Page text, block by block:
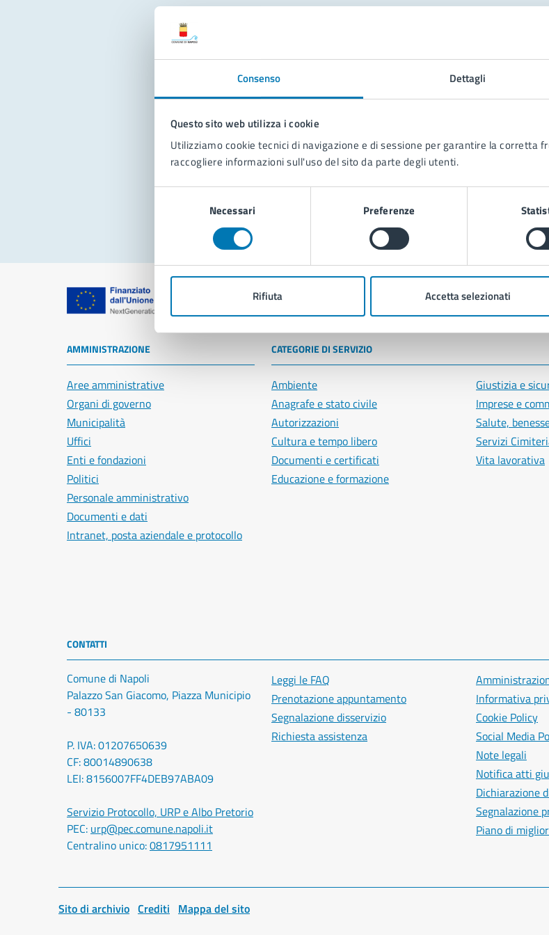
Consenso Dettagli
Questo sito web utilizza i cookie
Utilizziamo cookie tecnici di navigazione e di sessione per garantire la corretta
raccogliere informazioni sull'uso del sito da parte degli utenti.
Necessari Preferenze
Rifiuta Accetta selezionati
Problemi in città
Segnala disservizio
Comune di Napoli
AMMINISTRAZIONE
Aree amministrative
Organi di governo
Municipalità
Uffici
Enti e fondazioni
Politici
Personale amministrativo
Documenti e dati
Intranet, posta aziendale e protocollo
CATEGORIE DI SERVIZIO
Ambiente
Anagrafe e stato civile
Autorizzazioni
Cultura e tempo libero
Documenti e certificati
Educazione e formazione
Giustizia e
Imprese e
Salute,
Servizi
Vita lavorativa
CONTATTI
Comune di Napoli
Palazzo San Giacomo, Piazza Municipio
- 80133
P. IVA: 01207650639
CF: 80014890638
LEI: 8156007FF4DEB97ABA09
Servizio Protocollo, URP e Albo Pretorio
PEC: urp@pec.comune.napoli.it
Centralino unico:0817951111
Leggi le FAQ
Prenotazione appuntamento
Segnalazione disservizio
Richiesta assistenza
Informativa
Cookie Policy
Social Media
Note legali
Notifica atti
Dichiarazione
Segnalazione
Piano di
Sito di archivio Crediti Mappa del sito